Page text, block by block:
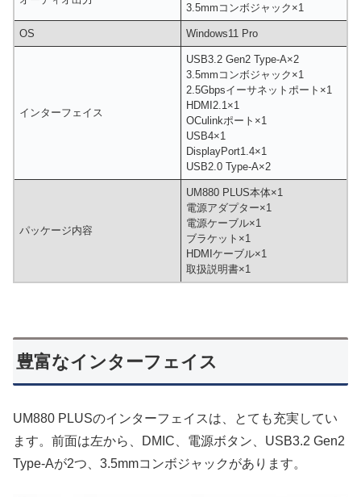
3.5mmコンボジャック×1
OS Windows11 Pro
インターフェイス
USB3.2 Gen2 Type-A×2
3.5mmコンボジャック×1
2.5Gbpsイーサネットポート×1
HDMI2.1×1
OCulinkポート×1
USB4×1
DisplayPort1.4×1
USB2.0 Type-A×2
パッケージ内容
UM880 PLUS本体×1
電源アダプター×1
電源ケーブル×1
ブラケット×1
HDMIケーブル×1
取扱説明書×1
豊富なインターフェイス
UM880 PLUSのインターフェイスは、とても充実してい
ます。前面は左から、DMIC、電源ボタン、USB3.2 Gen2
Type-Aが2つ、3.5mmコンボジャックがあります。